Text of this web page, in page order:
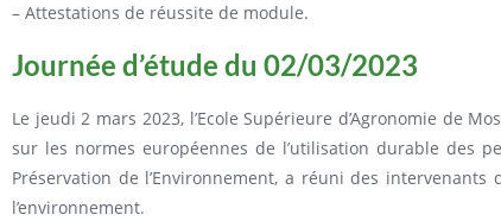
– Attestations de réussite de module.
Journée d’étude du 02/03/2023
Le jeudi 2 mars 2023, l’Ecole Supérieure d’Agronomie de
sur les normes européennes de l’utilisation durable des
Préservation de l’Environnement, a réuni des
l’environnement.